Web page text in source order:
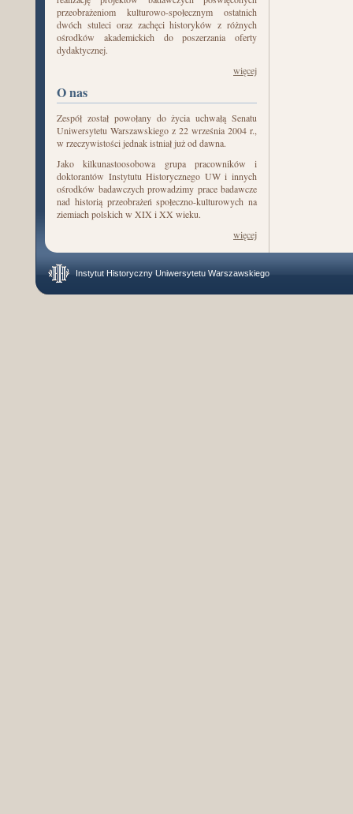
przeobrażeniom kulturowo-społecznym ostatnich
dwóch stuleci oraz zachęci historyków z różnych
ośrodków akademickich do poszerzania oferty
dydaktycznej.
więcej
O nas
Zespół został powołany do życia uchwałą Senatu
Uniwersytetu Warszawskiego z 22 września 2004 r.,
w rzeczywistości jednak istniał już od dawna.
Jako kilkunastoosobowa grupa pracowników i
doktorantów Instytutu Historycznego UW i innych
ośrodków badawczych prowadzimy prace badawcze
nad historią przeobrażeń społeczno-kulturowych na
ziemiach polskich w XIX i XX wieku.
więcej
Instytut Historyczny Uniwersytetu Warszawskiego